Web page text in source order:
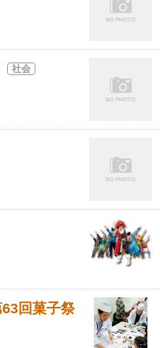
社会
回菓子祭